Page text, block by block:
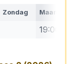
Zondag Maandag
19:00